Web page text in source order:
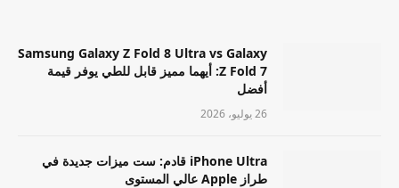
Samsung Galaxy Z Fold 8 Ultra vs Galaxy
Z Fold 7: أيهما مميز قابل للطي يوفر قيمة
أفضل
26 يوليو، 2026
iPhone Ultra قادم: ست ميزات جديدة في
طراز Apple عالي المستوى